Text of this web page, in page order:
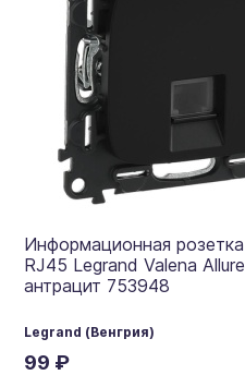
Информационная розетка
RJ45 Legrand Valena Allure
антрацит 753948
Legrand (Венгрия)
99 ₽